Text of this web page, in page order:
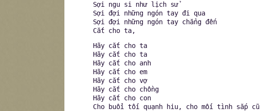
Sợi ngu si như lịch sử
Sợi đợi những ngón tay đi qua
Sợi đợi những ngón tay chẳng đến
Cắt cho ta,
Hãy cắt cho ta
Hãy cắt cho ta
Hãy cắt cho anh
Hãy cắt cho em
Hãy cắt cho vợ
Hãy cắt cho chồng
Hãy cắt cho con
Cho buổi tối quạnh hiu, cho mối tình sắp cũ